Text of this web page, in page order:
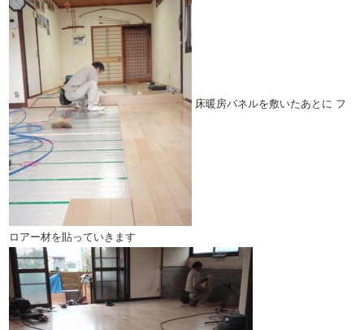
床暖房パネルを敷いたあとに フ
ロアー材を貼っていきます